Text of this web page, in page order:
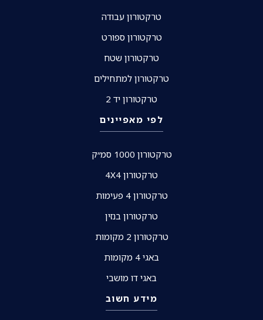
טרקטורון עבודה
טרקטורון ספורט
טרקטורון שטח
טרקטורון למתחילים
טרקטורון יד 2
לפי מאפיינים
טרקטורון 1000 סמ״ק
טרקטורון 4X4
טרקטורון 4 פעימות
טרקטורון בנזין
טרקטורון 2 מקומות
באגי 4 מקומות
באגי דו מושבי
מידע חשוב